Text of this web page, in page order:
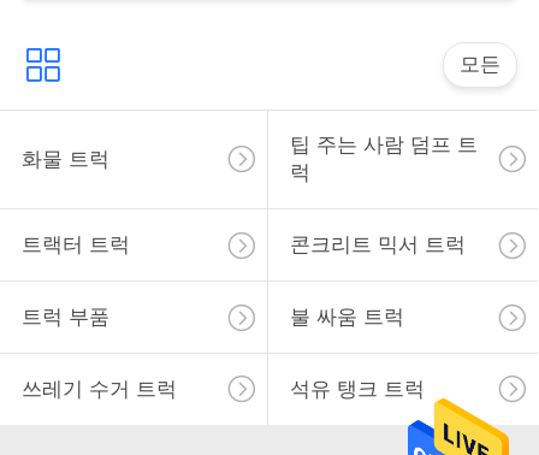
시
오
사
이
맵
개
모든
화물 트럭
팁 주는 사람 덤프 트
럭
트랙터 트럭 콘크리트 믹서 트럭
트럭 부품 불 싸움 트럭
쓰레기 수거 트럭 석유 탱크 트럭